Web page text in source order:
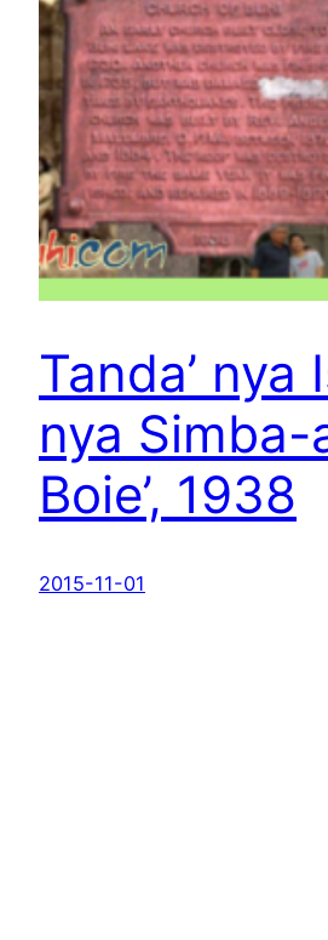
Tanda’ nya
nya Simba-
Boie’, 1938
2015-11-01